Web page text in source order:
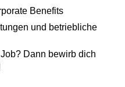
Benefits
und betriebliche
Dann bewirb dich